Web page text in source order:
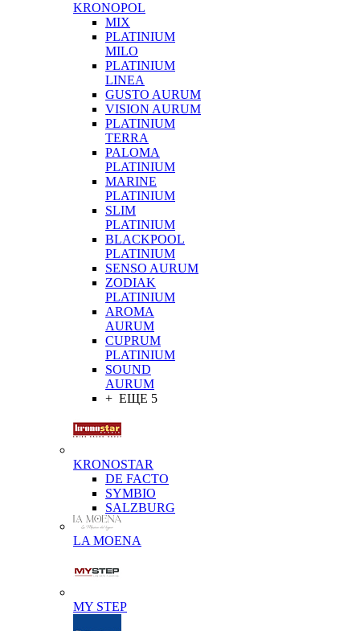
KRONOPOL
MIX
PLATINIUM
MILO
PLATINIUM
LINEA
GUSTO AURUM
VISION AURUM
PLATINIUM
TERRA
PALOMA
PLATINIUM
MARINE
PLATINIUM
SLIM
PLATINIUM
BLACKPOOL
PLATINIUM
SENSO AURUM
ZODIAK
PLATINIUM
AROMA
AURUM
CUPRUM
PLATINIUM
SOUND
AURUM
+ ЕЩЕ 5
KRONOSTAR
DE FACTO
SYMBIO
SALZBURG
LA MOENA
MY STEP